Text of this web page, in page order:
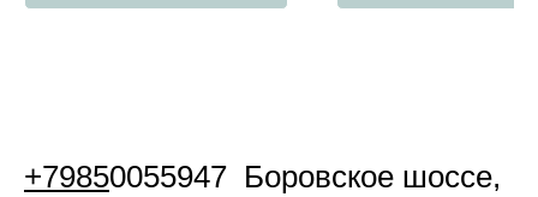
+79850055947 Боровское шоссе,